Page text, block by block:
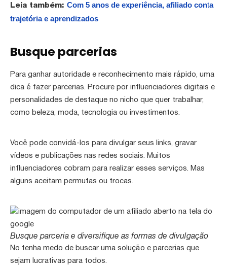
Leia também: Com 5 anos de experiência, afiliado conta
trajetória e aprendizados
Busque parcerias
Para ganhar autoridade e reconhecimento mais rápido, uma
dica é fazer parcerias. Procure por influenciadores digitais e
personalidades de destaque no nicho que quer trabalhar,
como beleza, moda, tecnologia ou investimentos.
Você pode convidá-los para divulgar seus links, gravar
vídeos e publicações nas redes sociais. Muitos
influenciadores cobram para realizar esses serviços. Mas
alguns aceitam permutas ou trocas.
Busque parceria e diversifique as formas de divulgação
No tenha medo de buscar uma solução e parcerias que
sejam lucrativas para todos.